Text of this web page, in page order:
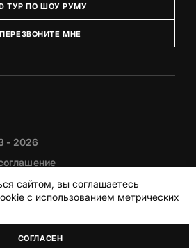
ТУР ПО ШОУ РУМУ
ПЕРЕЗВОНИТЕ МНЕ
- 2026
сайтом, вы соглашаетесь
с использованием метрических
СОГЛАСЕН